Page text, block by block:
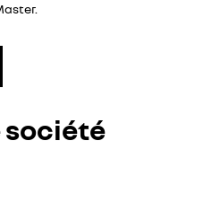
société